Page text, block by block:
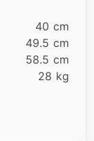
40 cm
49.5 cm
58.5 cm
28 kg